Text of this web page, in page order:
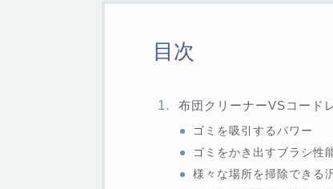
目次
布団クリーナーVSコード
ゴミを吸引するパワー
ゴミをかき出すブラシ性
様々な場所を掃除できる